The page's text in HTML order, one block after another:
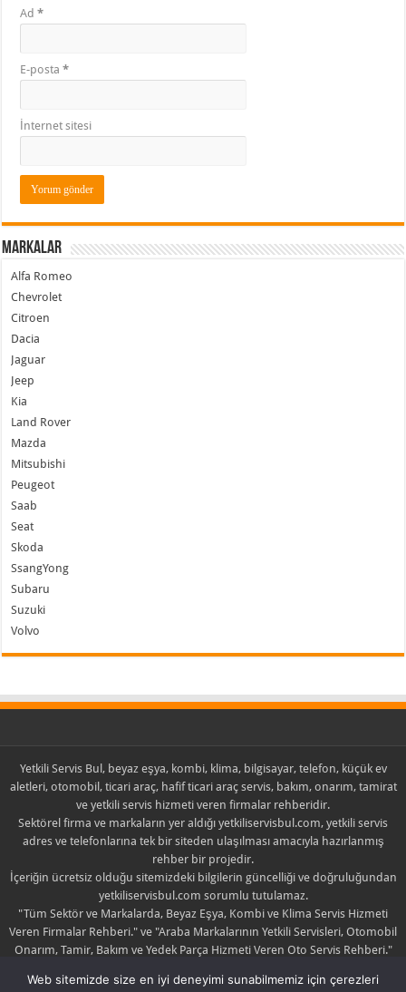
Ad*
E-posta*
İnternet sitesi
Markalar
Alfa Romeo
Chevrolet
Citroen
Dacia
Jaguar
Jeep
Kia
Land Rover
Mazda
Mitsubishi
Peugeot
Saab
Seat
Skoda
SsangYong
Subaru
Suzuki
Volvo
Yetkili Servis Bul, beyaz eşya, kombi, klima, bilgisayar, telefon, küçük ev
aletleri, otomobil, ticari araç, hafif ticari araç servis, bakım, onarım, tamirat
ve yetkili servis hizmeti veren firmalar rehberidir.
Sektörel firma ve markaların yer aldığı yetkiliservisbul.com, yetkili servis
adres ve telefonlarına tek bir siteden ulaşılması amacıyla hazırlanmış
rehber bir projedir.
İçeriğin ücretsiz olduğu sitemizdeki bilgilerin güncelliği ve doğruluğundan
yetkiliservisbul.com sorumlu tutulamaz.
"Tüm Sektör ve Markalarda, Beyaz Eşya, Kombi ve Klima Servis Hizmeti
Veren Firmalar Rehberi." ve "Araba Markalarının Yetkili Servisleri, Otomobil
Onarım, Tamir, Bakım ve Yedek Parça Hizmeti Veren Oto Servis Rehberi."
Yayınlanan içerik ile ilgili şikayette bulunulması halinde yayın kaldırılabilir
Web sitemizde size en iyi deneyimi sunabilmemiz için çerezleri